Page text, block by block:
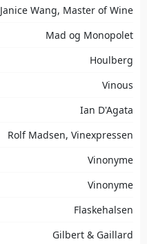
Janice Wang, Master of Wine
Mad og Monopolet
Houlberg
Vinous
Ian D'Agata
Rolf Madsen, Vinexpressen
Vinonyme
Vinonyme
Flaskehalsen
Gilbert & Gaillard